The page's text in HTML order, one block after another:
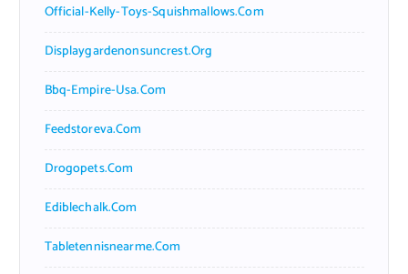
Official-Kelly-Toys-Squishmallows.com
Displaygardenonsuncrest.org
Bbq-Empire-Usa.com
Feedstoreva.com
Drogopets.com
Ediblechalk.com
Tabletennisnearme.com